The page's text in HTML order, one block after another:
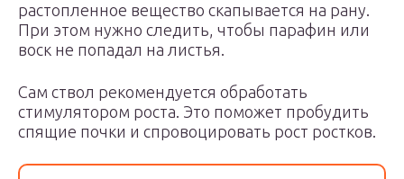
растопленное вещество скапывается на рану.
При этом нужно следить, чтобы парафин или
воск не попадал на листья.
Сам ствол рекомендуется обработать
стимулятором роста. Это поможет пробудить
спящие почки и спровоцировать рост ростков.